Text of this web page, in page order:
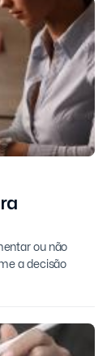
ou não
a decisão